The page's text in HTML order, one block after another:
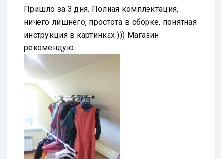
Пришло за 3 дня. Полная комплектация,
ничего лишнего, простота в сборке, понятная
инструкция в картинках ))) Магазин
рекомендую.